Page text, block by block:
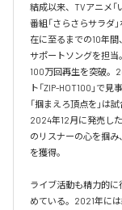
結成以来、TVアニメ「
番組「さらさらサラダ
在に至るまでの10年間
サポートソングを担当
100万回再生を突破。
ト「ZIP-HOT100」で
「掴まえろ頂点を」は
2024年12月に発売し
のリスナーの心を掴み
を獲得。
ライブ活動も精力的
めている。2021年に